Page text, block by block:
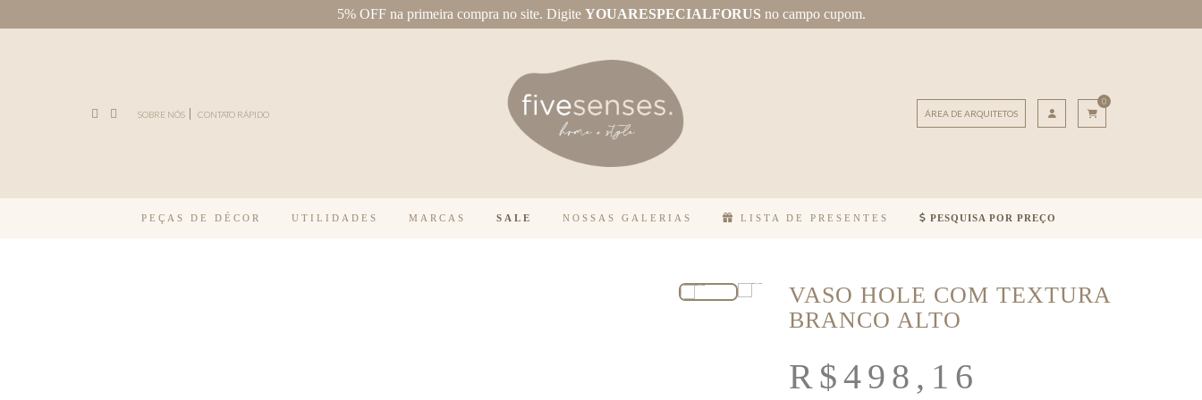
5% OFF na primeira compra no site. Digite YOUARESPECIALFORUS no campo cupom.
SOBRE NÓS CONTATO RÁPIDO ÁREA DE ARQUITETOS
0
PEÇAS DE DÉCOR UTILIDADES MARCAS SALE NOSSAS GALERIAS LISTA DE PRESENTES PESQUISA POR PREÇO
VASO HOLE COM TEXTURA
BRANCO ALTO
R$498,16